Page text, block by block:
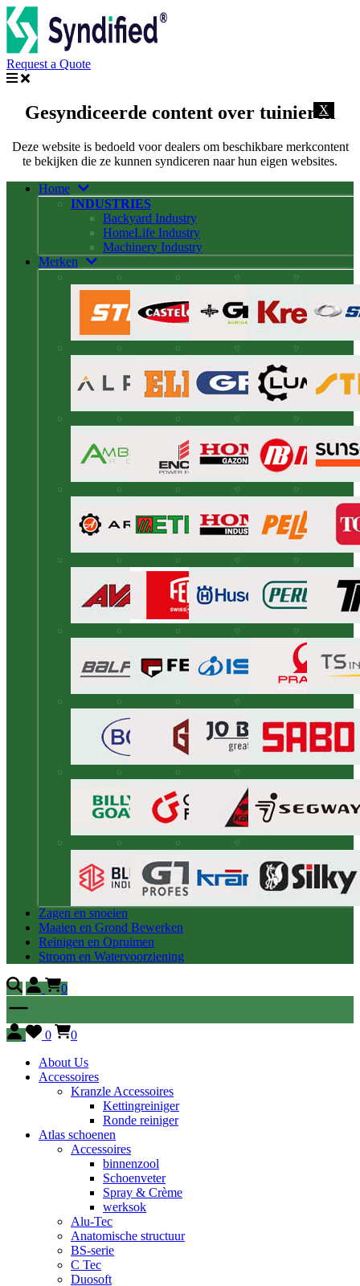
Request a Quote
X
Gesyndiceerde content over tuinieren
Deze website is bedoeld voor dealers om beschikbare merkcontent
te bekijken die ze kunnen syndiceren naar hun eigen websites.
Home
INDUSTRIES
Backyard Industry
HomeLife Industry
Machinery Industry
Merken
Zagen en snoeien
Maaien en Grond Bewerken
Reinigen en Opruimen
Stroom en Watervoorziening
0
0
0
About Us
Accessoires
Kranzle Accessoires
Kettingreiniger
Ronde reiniger
Atlas schoenen
Accessoires
binnenzool
Schoenveter
Spray & Crème
werksok
Alu-Tec
Anatomische structuur
BS-serie
C Tec
Duosoft